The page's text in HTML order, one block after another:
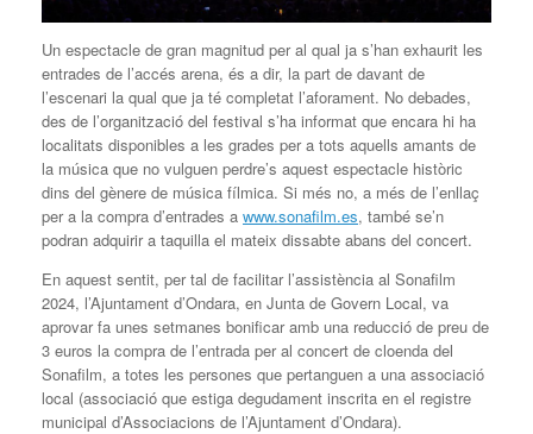
Un espectacle de gran magnitud per al qual ja s’han exhaurit les
entrades de l’accés arena, és a dir, la part de davant de
l’escenari la qual que ja té completat l’aforament. No debades,
des de l’organització del festival s’ha informat que encara hi ha
localitats disponibles a les grades per a tots aquells amants de
la música que no vulguen perdre’s aquest espectacle històric
dins del gènere de música fílmica. Si més no, a més de l’enllaç
per a la compra d’entrades a www.sonafilm.es, també se’n
podran adquirir a taquilla el mateix dissabte abans del concert.
En aquest sentit, per tal de facilitar l’assistència al Sonafilm
2024, l’Ajuntament d’Ondara, en Junta de Govern Local, va
aprovar fa unes setmanes bonificar amb una reducció de preu de
3 euros la compra de l’entrada per al concert de cloenda del
Sonafilm, a totes les persones que pertanguen a una associació
local (associació que estiga degudament inscrita en el registre
municipal d’Associacions de l’Ajuntament d’Ondara).